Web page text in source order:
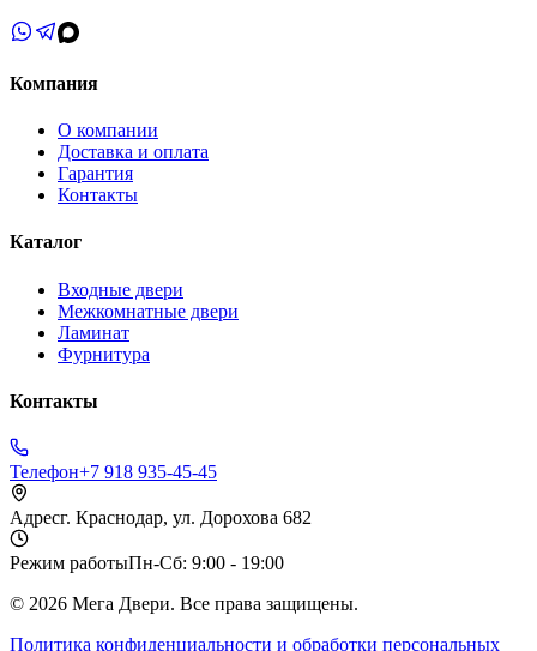
Компания
О компании
Доставка и оплата
Гарантия
Контакты
Каталог
Входные двери
Межкомнатные двери
Ламинат
Фурнитура
Контакты
Телефон+7 918 935-45-45
Адресг. Краснодар, ул. Дорохова 682
Режим работыПн-Сб: 9:00 - 19:00
© 2026 Мега Двери. Все права защищены.
Политика конфиденциальности и обработки персональных